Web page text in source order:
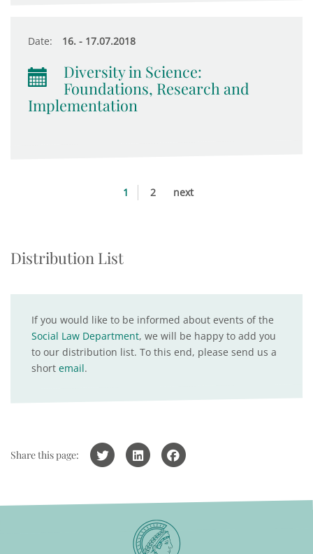
Date: 16. - 17.07.2018
Diversity in Science:
Foundations, Research and
Implementation
1 2 next
Distribution List
If you would like to be informed about events of the
Social Law Department, we will be happy to add you
to our distribution list. To this end, please send us a
short email.
Share this page: